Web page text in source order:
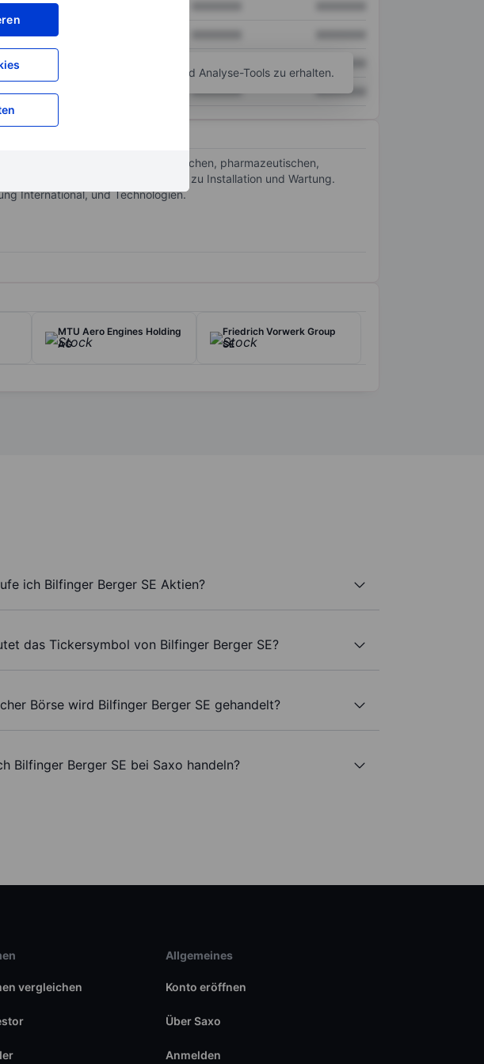
XXXXXXX XXXXXXX
um Zugriff auf mehr Diagramm- und Analyse-Tools zu erhalten.
Services an Kunden in den chemischen, pharmazeutischen,
von Beratung und Planung bis zu Installation und Wartung.
International, und Technologien.
MTU Aero Engines Holding
AG
Friedrich Vorwerk Group
SE
ich Bilfinger Berger SE Aktien?
das Tickersymbol von Bilfinger Berger SE?
Börse wird Bilfinger Berger SE gehandelt?
Bilfinger Berger SE bei Saxo handeln?
vergleichen
Allgemeines
Konto eröffnen
Über Saxo
Anmelden